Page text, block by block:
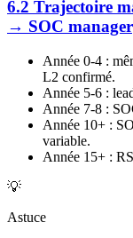
6.2 Trajectoire
→ SOC
Année 0-4 :
L2 confirmé.
Année 5-6 :
Année 7-8 :
Année 10+ :
variable.
Année 15+ :
💡
Astuce